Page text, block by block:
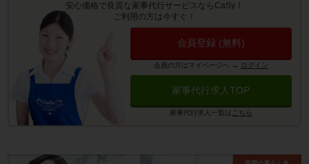
安心価格で良質な家事代行サービスならCaSy！
ご利用の方は今すぐ！
会員登録 (無料)
会員の方はマイページへ → ログイン
家事代行求人TOP
家事代行求人一覧は こちら